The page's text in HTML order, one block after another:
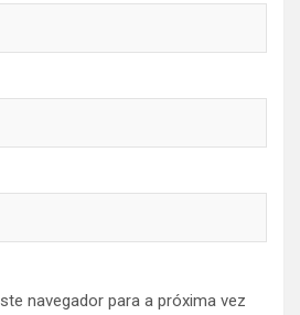
navegador para a próxima vez